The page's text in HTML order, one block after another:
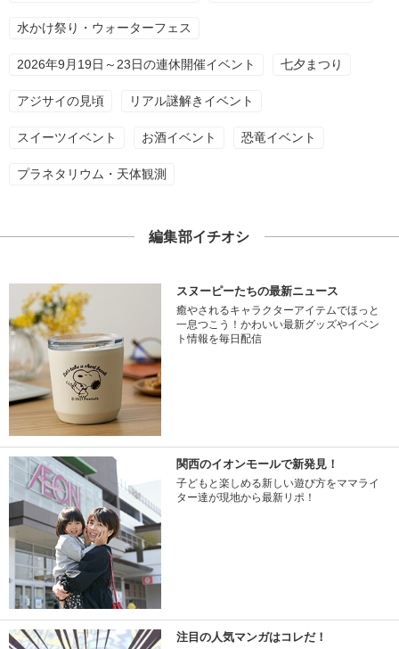
水かけ祭り・ウォーターフェス
2026年9月19日～23日の連休開催イベント 七夕まつり
アジサイの見頃 リアル謎解きイベント
スイーツイベント お酒イベント 恐竜イベント
プラネタリウム・天体観測
編集部イチオシ
スヌーピーたちの最新ニュース
癒やされるキャラクターアイテムでほっと
一息つこう！かわいい最新グッズやイベン
ト情報を毎日配信
関西のイオンモールで新発見！
子どもと楽しめる新しい遊び方をママライ
ター達が現地から最新リポ！
注目の人気マンガはコレだ！